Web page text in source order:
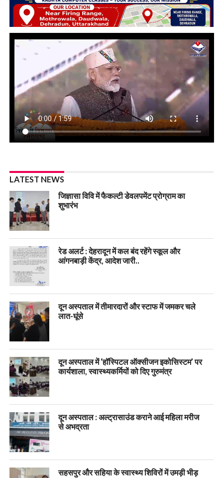
LATEST NEWS
जिज्ञासा विवि में फैकल्टी डेवलपमेंट प्रोग्राम का
शुभारंभ
रेड अलर्ट : देहरादून में कल बंद रहेंगे स्कूल और
आंगनबाड़ी केंद्र, आदेश जारी..
दून अस्पताल में तीमारदारों और स्टाफ में जमकर चले
लात-घूंसे
दून अस्पताल में ‘हॉस्पिटल ऑक्सीजन इकोसिस्टम’ पर
कार्यशाला, स्वास्थ्यकर्मियों को दिए गुरुमंत्र
दून अस्पताल : अल्ट्रासाउंड कराने आई महिला मरीज
से अभद्रता
सहसपुर और सहिया के स्वास्थ्य शिविरों में उमड़ी भीड़